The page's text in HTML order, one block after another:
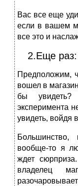
Вас все еще
если в вашем
все это и
2.Еще
Предположим,
вошел в
бы
эксперимента
увидеть, войдя
вообще-то я
ждет
владелец